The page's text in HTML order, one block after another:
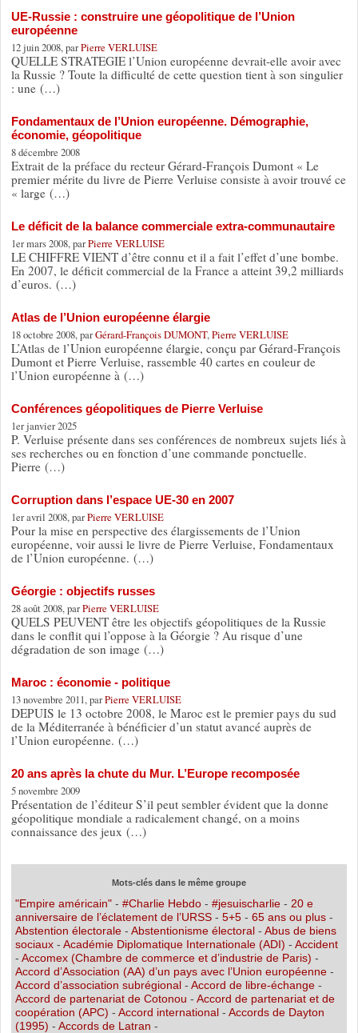
UE-Russie : construire une géopolitique de l’Union
européenne
12 juin 2008, parPierre VERLUISE
QUELLE STRATEGIE l’Union européenne devrait-elle avoir avec
la Russie ? Toute la difficulté de cette question tient à son singulier
: une (…)
Fondamentaux de l’Union européenne. Démographie,
économie, géopolitique
8 décembre 2008
Extrait de la préface du recteur Gérard-François Dumont « Le
premier mérite du livre de Pierre Verluise consiste à avoir trouvé ce
« large (…)
Le déficit de la balance commerciale extra-communautaire
1er mars 2008, parPierre VERLUISE
LE CHIFFRE VIENT d’être connu et il a fait l’effet d’une bombe.
En 2007, le déficit commercial de la France a atteint 39,2 milliards
d’euros. (…)
Atlas de l’Union européenne élargie
18 octobre 2008, parGérard-François DUMONT, Pierre VERLUISE
L’Atlas de l’Union européenne élargie, conçu par Gérard-François
Dumont et Pierre Verluise, rassemble 40 cartes en couleur de
l’Union européenne à (…)
Conférences géopolitiques de Pierre Verluise
1er janvier 2025
P. Verluise présente dans ses conférences de nombreux sujets liés à
ses recherches ou en fonction d’une commande ponctuelle.
Pierre (…)
Corruption dans l’espace UE-30 en 2007
1er avril 2008, parPierre VERLUISE
Pour la mise en perspective des élargissements de l’Union
européenne, voir aussi le livre de Pierre Verluise, Fondamentaux
de l’Union européenne. (…)
Géorgie : objectifs russes
28 août 2008, parPierre VERLUISE
QUELS PEUVENT être les objectifs géopolitiques de la Russie
dans le conflit qui l’oppose à la Géorgie ? Au risque d’une
dégradation de son image (…)
Maroc : économie - politique
13 novembre 2011, parPierre VERLUISE
DEPUIS le 13 octobre 2008, le Maroc est le premier pays du sud
de la Méditerranée à bénéficier d’un statut avancé auprès de
l’Union européenne. (…)
20 ans après la chute du Mur. L’Europe recomposée
5 novembre 2009
Présentation de l’éditeur S’il peut sembler évident que la donne
géopolitique mondiale a radicalement changé, on a moins
connaissance des jeux (…)
Mots-clés dans le même groupe
"Empire américain"- #Charlie Hebdo- #jesuischarlie- 20 e
anniversaire de l’éclatement de l’URSS- 5+5- 65 ans ou plus-
Abstention électorale- Abstentionisme électoral- Abus de biens
sociaux- Académie Diplomatique Internationale (ADI) - Accident
- Accomex (Chambre de commerce et d’industrie de Paris) -
Accord d’Association (AA) d’un pays avec l’Union européenne-
Accord d’association subrégional- Accord de libre-échange-
Accord de partenariat de Cotonou - Accord de partenariat et de
coopération (APC) - Accord international- Accords de Dayton
(1995) - Accords de Latran -